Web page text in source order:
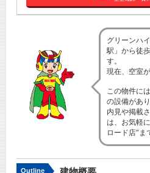
グリーンハ
駅」から徒
す。
現在、空室
この物件に
の設備があり
内見や掲載
は、お気軽
ロード店”ま
Outline